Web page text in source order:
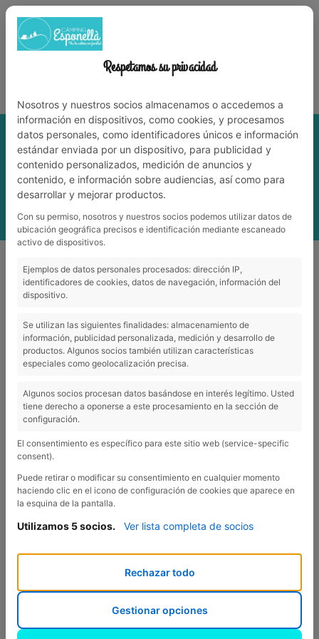
972 59 70 74
TREBALLA AMB NOSALTRES
Viu la natura en família!
MENÚ
Tenim nou espai per a la mainada!
Tenim nou espai per a la mainada!
MAINADA!
Al Càmping Esponellà som un
càmping que, per sobre de tot,
vetlla pel públic familiar. Ens
encanten les famílies amb nens!
adaptant un espai perfecte
perquè els més petits de casa
puguin passar-hi hores i hores de
diversió! Tenim tota una sala
polivalent completament
Respetamos su privacidad
Nosotros y nuestros socios almacenamos o accedemos a
información en dispositivos, como cookies, y procesamos
datos personales, como identificadores únicos e información
estándar enviada por un dispositivo, para publicidad y
contenido personalizados, medición de anuncios y
contenido, e información sobre audiencias, así como para
desarrollar y mejorar productos.
Con su permiso, nosotros y nuestros socios podemos utilizar datos de
ubicación geográfica precisos e identificación mediante escaneado
activo de dispositivos.
Ejemplos de datos personales procesados: dirección IP,
identificadores de cookies, datos de navegación, información del
dispositivo.
Se utilizan las siguientes finalidades: almacenamiento de
información, publicidad personalizada, medición y desarrollo de
productos. Algunos socios también utilizan características
especiales como geolocalización precisa.
Algunos socios procesan datos basándose en interés legítimo. Usted
tiene derecho a oponerse a este procesamiento en la sección de
configuración.
El consentimiento es específico para este sitio web (service-specific
consent).
Puede retirar o modificar su consentimiento en cualquier momento
haciendo clic en el icono de configuración de cookies que aparece en
la esquina de la pantalla.
Utilizamos 5 socios. Ver lista completa de socios
Rechazar todo
Gestionar opciones